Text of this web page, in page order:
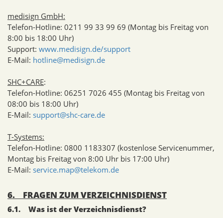
medisign GmbH:
Telefon-Hotline: 0211 99 33 99 69 (Montag bis Freitag von
8:00 bis 18:00 Uhr)
Support: www.medisign.de/support
E-Mail: hotline@medisign.de
SHC+CARE:
Telefon-Hotline: 06251 7026 455 (Montag bis Freitag von
08:00 bis 18:00 Uhr)
E-Mail: support@shc-care.de
T-Systems:
Telefon-Hotline: 0800 1183307 (kostenlose Servicenummer,
Montag bis Freitag von 8:00 Uhr bis 17:00 Uhr)
E-Mail: service.map@telekom.de
6. FRAGEN ZUM VERZEICHNISDIENST
6.1. Was ist der Verzeichnisdienst?